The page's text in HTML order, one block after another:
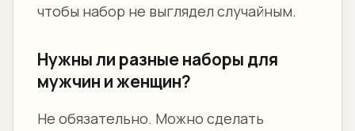
чтобы набор не выглядел случайным.
Нужны ли разные наборы для
мужчин и женщин?
Не обязательно. Можно сделать